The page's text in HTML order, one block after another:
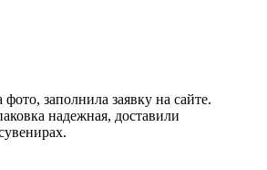
заполнила заявку на сайте.
надежная, доставили